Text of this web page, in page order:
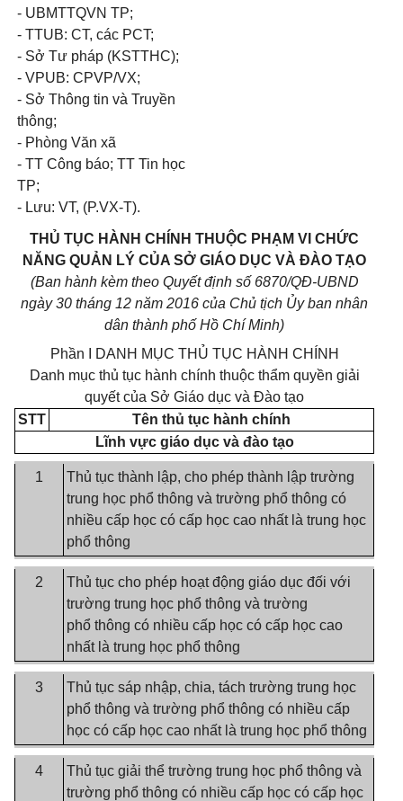
- UBMTTQVN TP;
- TTUB: CT, các PCT;
- Sở Tư pháp (KSTTHC);
- VPUB: CPVP/VX;
- Sở Thông tin và Truyền
thông;
- Phòng Văn xã
- TT Công báo; TT Tin học
TP;
- Lưu: VT, (P.VX-T).
THỦ TỤC HÀNH CHÍNH THUỘC PHẠM VI CHỨC
NĂNG QUẢN LÝ CỦA SỞ GIÁO DỤC VÀ ĐÀO TẠO
(Ban hành kèm theo Quyết định số 6870/QĐ-UBND
ngày30 tháng 12 năm 2016 của Chủ tịch Ủy ban nhân
dân thành phố Hồ Chí Minh)
Phần I DANH MỤC THỦ TỤC HÀNH CHÍNH
Danh mục thủ tục hành chính thuộc thẩm quyền giải
quyết của Sở Giáo dục và Đào tạo
STT
Tên thủ tục hành chính
Lĩnh vực giáo dục và đào tạo
1
Thủ tục thành lập, cho phép thành lập trường
trung học phổ thông và trường phổ thông có
nhiều cấp học có cấp học cao nhất là trung học
phổ thông
2
Thủ tục cho phép hoạt động giáo dục đối với
trường trung học phổ thông và trường
phổ thông có nhiều cấp học có cấp học cao
nhất là trung học phổ thông
3
Thủ tục sáp nhập, chia, tách trường trung học
phổ thông và trường phổ thông có nhiều cấp
học có cấp học cao nhất là trung học phổ thông
4
Thủ tục giải thể trường trung học phổ thông và
trường phổ thông có nhiều cấp học có cấp học